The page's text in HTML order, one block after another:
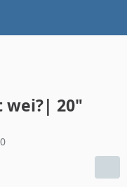
wei?| 20"